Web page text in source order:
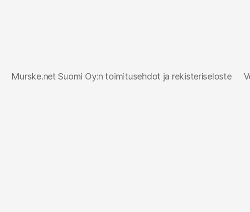
Murske.net Suomi Oy:n toimitusehdot ja rekisteriseloste